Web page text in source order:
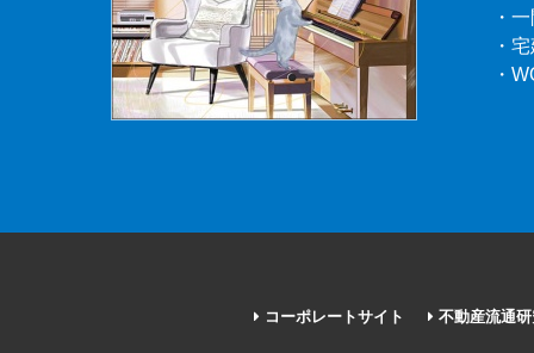
・
・
・
コーポレートサイト
不動産流通